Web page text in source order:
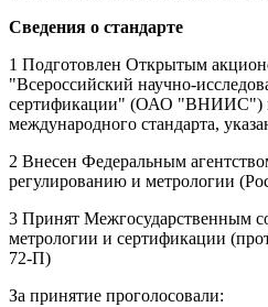
Сведения о стандарте
1 Подготовлен Открытым
"Всероссийский научно-
сертификации" (ОАО "ВНИИС")
международного стандарта,
2 Внесен Федеральным
регулированию и метрологии
3 Принят Межгосударственным
метрологии и сертификации
72-П)
За принятие проголосовали: